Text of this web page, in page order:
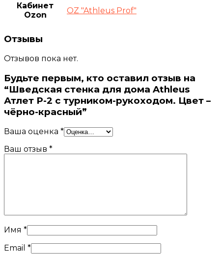
Кабинет
Ozon
OZ "Athleus Prof"
Отзывы
Отзывов пока нет.
Будьте первым, кто оставил отзыв на
“Шведская стенка для дома Athleus
Атлет P-2 с турником-рукоходом. Цвет –
чёрно-красный”
Ваша оценка *
Ваш отзыв *
Имя *
Email *